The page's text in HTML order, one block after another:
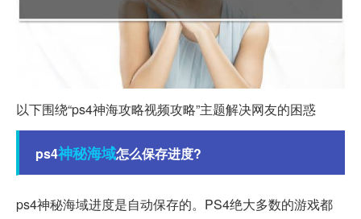
以下围绕“ps4神海攻略视频攻略”主题解决网友的困惑
ps4神秘海域怎么保存进度?
ps4神秘海域进度是自动保存的。PS4绝大多数的游戏都